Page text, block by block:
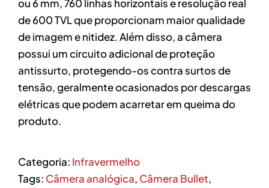
ou 6 mm, 760 linhas horizontais e resolução real
de 600 TVL que proporcionam maior qualidade
de imagem e nitidez. Além disso, a câmera
possui um circuito adicional de proteção
antissurto, protegendo-os contra surtos de
tensão, geralmente ocasionados por descargas
elétricas que podem acarretar em queima do
produto.
Categoria: Infravermelho
Tags: Câmera analógica, Câmera Bullet,